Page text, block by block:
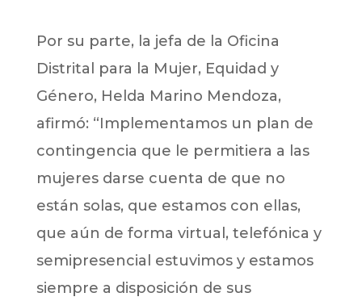
Por su parte, la jefa de la Oficina
Distrital para la Mujer, Equidad y
Género, Helda Marino Mendoza,
afirmó: “Implementamos un plan de
contingencia que le permitiera a las
mujeres darse cuenta de que no
están solas, que estamos con ellas,
que aún de forma virtual, telefónica y
semipresencial estuvimos y estamos
siempre a disposición de sus